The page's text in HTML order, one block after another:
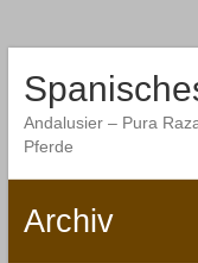
Inhalt
springen
Andalusier – Pura
Pferde
Archiv